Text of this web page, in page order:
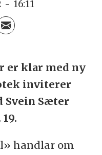
- 16:11
er klar med ny
inviterer
Sæter
handlar om